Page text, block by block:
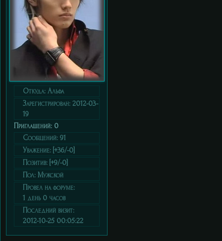
Откуда: Альфа
Зарегистрирован: 2012-03-
19
Приглашений: 0
Сообщений: 91
Уважение: [+36/-0]
Позитив: [+9/-0]
Пол: Мужской
Провел на форуме:
1 день 0 часов
Последний визит:
2012-10-25 00:05:22